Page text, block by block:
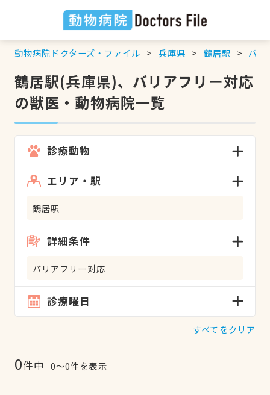
動物病院ドクターズ・ファイル 兵庫県 鶴居駅 バリ
鶴居駅(兵庫県)、バリアフリー対応
の獣医・動物病院一覧
診療動物
エリア・駅
鶴居駅
詳細条件
バリアフリー対応
診療曜日
すべてをクリア
0件中 0〜0件を表示